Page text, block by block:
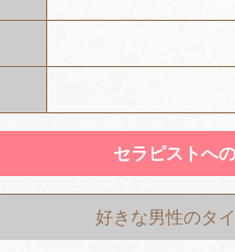
セラピストへ
好きな男性のタ